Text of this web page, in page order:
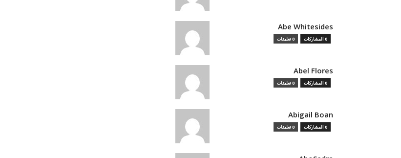
Abe Whitesides
0 المشاركات 0 تعليقات
Abel Flores
0 المشاركات 0 تعليقات
Abigail Boan
0 المشاركات 0 تعليقات